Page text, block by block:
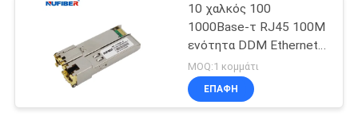
10 χαλκός 100
1000Base-τ RJ45 100M
ενότητα DDM Ethernet
SFP
MOQ:1 κομμάτι
ΕΠΑΦΉ